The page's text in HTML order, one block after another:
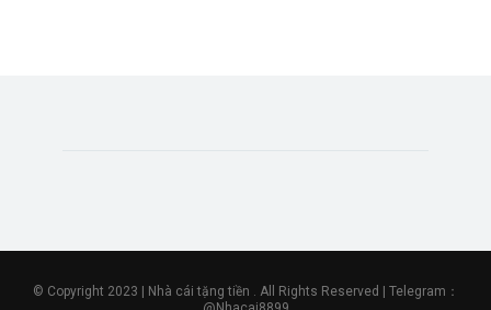
© Copyright 2023 | Nhà cái tặng tiền . All Rights Reserved | Telegram：